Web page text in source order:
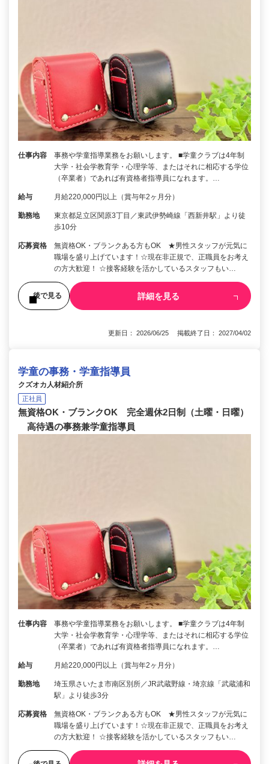
仕事内容
事務や学童指導業務をお願いします。 ■学童クラブは4年制
大学・社会学教育学・心理学等、またはそれに相応する学位
（卒業者）であれば有資格者指導員になれます。…
給与 月給220,000円以上（賞与年2ヶ月分）
勤務地
東京都足立区関原3丁目／東武伊勢崎線「西新井駅」より徒
歩10分
応募資格
無資格OK・ブランクある方もOK ★男性スタッフが元気に
職場を盛り上げています！☆現在非正規で、正職員をお考え
の方大歓迎！ ☆接客経験を活かしているスタッフもい…
後で見る 詳細を見る
更新日： 2026/06/25 掲載終了日： 2027/04/02
学童の事務・学童指導員
クズオカ人材紹介所
正社員
無資格OK・ブランクOK 完全週休2日制（土曜・日曜）
高待遇の事務兼学童指導員
仕事内容
事務や学童指導業務をお願いします。 ■学童クラブは4年制
大学・社会学教育学・心理学等、またはそれに相応する学位
（卒業者）であれば有資格者指導員になれます。…
給与 月給220,000円以上（賞与年2ヶ月分）
勤務地
埼玉県さいたま市南区別所／JR武蔵野線・埼京線「武蔵浦和
駅」より徒歩3分
応募資格
無資格OK・ブランクある方もOK ★男性スタッフが元気に
職場を盛り上げています！☆現在非正規で、正職員をお考え
の方大歓迎！ ☆接客経験を活かしているスタッフもい…